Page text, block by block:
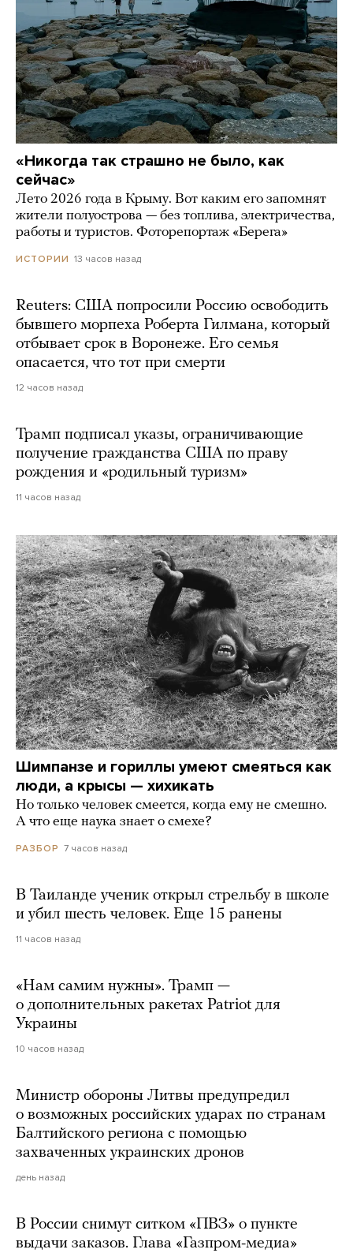
«Никогда так страшно не было, как
сейчас»
Лето 2026 года в Крыму. Вот каким его запомнят
жители полуострова — без топлива, электричества,
работы и туристов. Фоторепортаж «Берега»
ИСТОРИИ 13 часов назад
Reuters: США попросили Россию освободить
бывшего морпеха Роберта Гилмана, который
отбывает срок в Воронеже. Его семья
опасается, что тот при смерти
12 часов назад
Трамп подписал указы, ограничивающие
получение гражданства США по праву
рождения и «родильный туризм»
11 часов назад
Шимпанзе и гориллы умеют смеяться как
люди, а крысы — хихикать
Но только человек смеется, когда ему не смешно.
А что еще наука знает о смехе?
РАЗБОР 7 часов назад
В Таиланде ученик открыл стрельбу в школе
и убил шесть человек. Еще 15 ранены
11 часов назад
«Нам самим нужны». Трамп —
о дополнительных ракетах Patriot для
Украины
10 часов назад
Министр обороны Литвы предупредил
о возможных российских ударах по странам
Балтийского региона с помощью
захваченных украинских дронов
день назад
В России снимут ситком «ПВЗ» о пункте
выдачи заказов. Глава «Газпром-медиа»